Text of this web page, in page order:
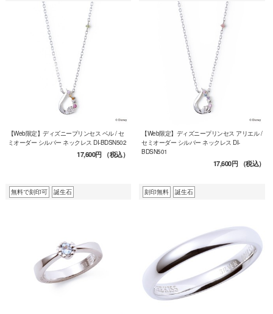
【Web限定】ディズニープリンセス ベル / セ
ミオーダー シルバー ネックレス DI-BDSN502
17,600円（税込）
【Web限定】ディズニープリンセス アリエル /
セミオーダー シルバー ネックレス DI-
BDSN501
17,600円（税込）
無料で刻印可 誕生石 刻印無料 誕生石